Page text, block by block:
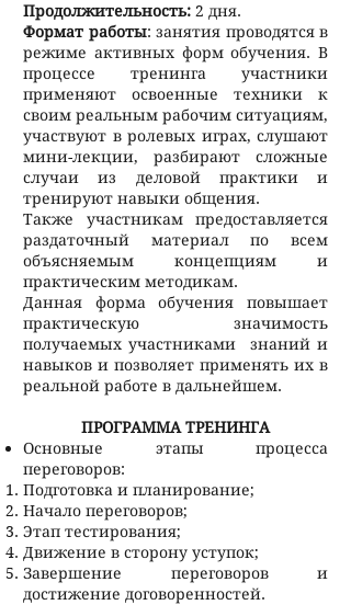
Продолжительность: 2 дня.
Формат работы: занятия проводятся в
режиме активных форм обучения. В
процессе тренинга участники
применяют освоенные техники к
своим реальным рабочим ситуациям,
участвуют в ролевых играх, слушают
мини-лекции, разбирают сложные
случаи из деловой практики и
тренируют навыки общения.
Также участникам предоставляется
раздаточный материал по всем
объясняемым концепциям и
практическим методикам.
Данная форма обучения повышает
практическую значимость
получаемых участниками знаний и
навыков и позволяет применять их в
реальной работе в дальнейшем.
ПРОГРАММА ТРЕНИНГА
Основные этапы процесса
переговоров:
Подготовка и планирование;
Начало переговоров;
Этап тестирования;
Движение в сторону уступок;
Завершение переговоров и
достижение договоренностей.